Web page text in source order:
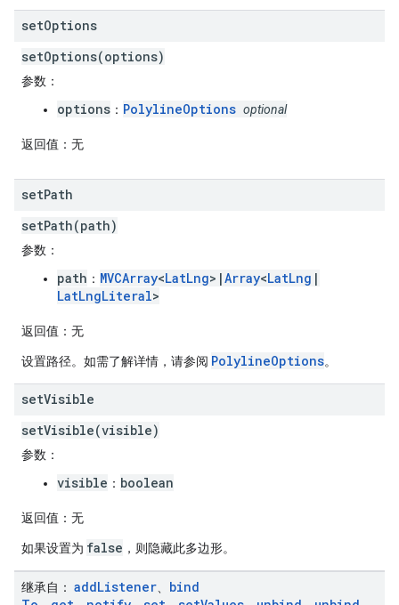
setOptions
setOptions(options)
参数 ：
options ： PolylineOptions optional
返回值 ：无
setPath
setPath(path)
参数 ：
path ： MVCArray<LatLng>|Array<LatLng |
LatLngLiteral>
返回值 ：无
设置路径。如需了解详情，请参阅 PolylineOptions。
setVisible
setVisible(visible)
参数 ：
visible ： boolean
返回值 ：无
如果设置为 false ，则隐藏此多边形。
继承自 ： addListener
bind